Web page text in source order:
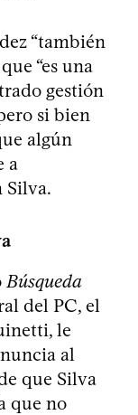
“también
“es una
gestión
si bien
algún
a
Silva.
Búsqueda
del PC, el
le
al
que Silva
que no